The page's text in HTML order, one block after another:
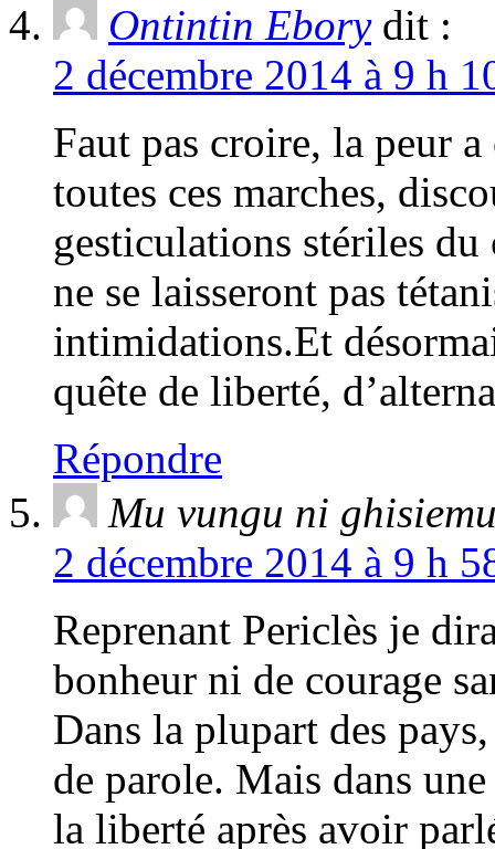
Ontintin Ebory dit :
2 décembre 2014 à 9 h
Faut pas croire, la peur
toutes ces marches,
gesticulations stériles
ne se laisseront pas
intimidations.Et
quête de liberté,
Répondre
Mu vungu ni
2 décembre 2014 à 9 h
Reprenant Periclès je
bonheur ni de courage
Dans la plupart des
de parole. Mais dans
la liberté après avoir